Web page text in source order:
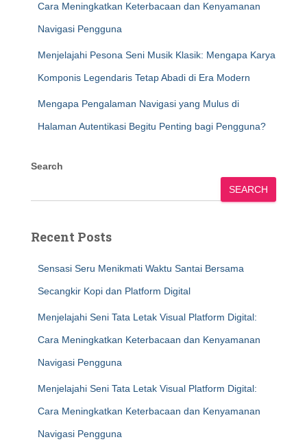
Cara Meningkatkan Keterbacaan dan Kenyamanan
Navigasi Pengguna
Menjelajahi Pesona Seni Musik Klasik: Mengapa Karya
Komponis Legendaris Tetap Abadi di Era Modern
Mengapa Pengalaman Navigasi yang Mulus di
Halaman Autentikasi Begitu Penting bagi Pengguna?
Search
SEARCH
Recent Posts
Sensasi Seru Menikmati Waktu Santai Bersama
Secangkir Kopi dan Platform Digital
Menjelajahi Seni Tata Letak Visual Platform Digital:
Cara Meningkatkan Keterbacaan dan Kenyamanan
Navigasi Pengguna
Menjelajahi Seni Tata Letak Visual Platform Digital:
Cara Meningkatkan Keterbacaan dan Kenyamanan
Navigasi Pengguna